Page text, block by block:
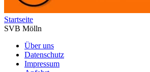
Startseite
SVB Mölln
Über uns
Datenschutz
Impressum